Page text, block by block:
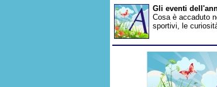
Gli eventi
Cosa è accaduto
sportivi, le